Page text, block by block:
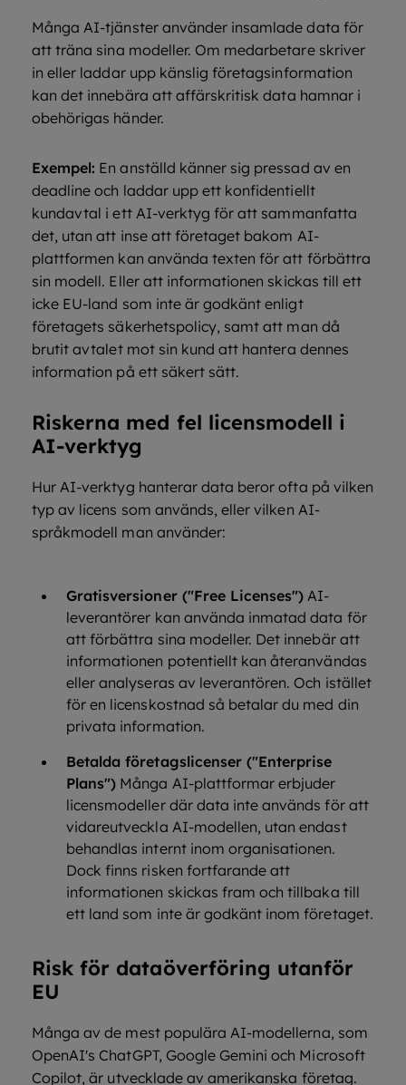
Många AI-tjänster använder insamlade data för
att träna sina modeller. Om medarbetare skriver
in eller laddar upp känslig företagsinformation
kan det innebära att affärskritisk data hamnar i
obehörigas händer.
Exempel: En anställd känner sig pressad av en
deadline och laddar upp ett konfidentiellt
kundavtal i ett AI-verktyg för att sammanfatta
det, utan att inse att företaget bakom AI-
plattformen kan använda texten för att förbättra
sin modell. Eller att informationen skickas till ett
icke EU-land som inte är godkänt enligt
företagets säkerhetspolicy, samt att man då
brutit avtalet mot sin kund att hantera dennes
information på ett säkert sätt.
Riskerna med fel licensmodell i
AI-verktyg
Hur AI-verktyg hanterar data beror ofta på vilken
typ av licens som används, eller vilken AI-
språkmodell man använder:
Gratisversioner ("Free Licenses") AI-
leverantörer kan använda inmatad data för
att förbättra sina modeller. Det innebär att
informationen potentiellt kan återanvändas
eller analyseras av leverantören. Och istället
för en licenskostnad så betalar du med din
privata information.
Betalda företagslicenser ("Enterprise
Plans") Många AI-plattformar erbjuder
licensmodeller där data inte används för att
vidareutveckla AI-modellen, utan endast
behandlas internt inom organisationen.
Dock finns risken fortfarande att
informationen skickas fram och tillbaka till
ett land som inte är godkänt inom företaget.
Risk för dataöverföring utanför
EU
Många av de mest populära AI-modellerna, som
OpenAI's ChatGPT, Google Gemini och Microsoft
Copilot, är utvecklade av amerikanska företag.